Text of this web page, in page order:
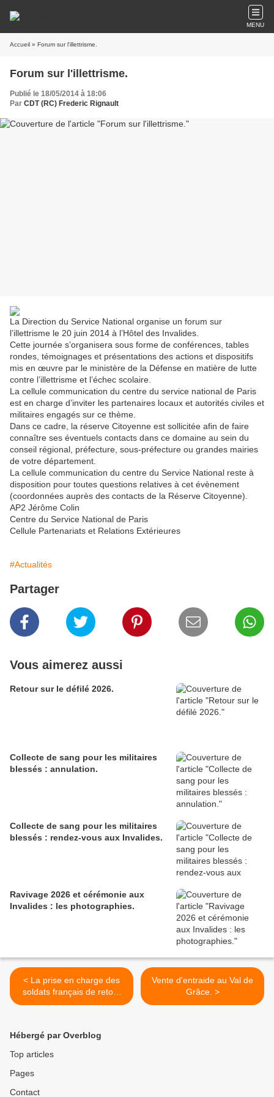
MENU
Accueil » Forum sur l'illettrisme.
Forum sur l'illettrisme.
Publié le 18/05/2014 à 18:06
Par CDT (RC) Frederic Rignault
La Direction du Service National organise un forum sur
l’illettrisme le 20 juin 2014 à l’Hôtel des Invalides.
Cette journée s’organisera sous forme de conférences, tables
rondes, témoignages et présentations des actions et dispositifs
mis en œuvre par le ministère de la Défense en matière de lutte
contre l’illettrisme et l’échec scolaire.
La cellule communication du centre du service national de Paris
est en charge d’inviter les partenaires locaux et autorités civiles et
militaires engagés sur ce thème.
Dans ce cadre, la réserve Citoyenne est sollicitée afin de faire
connaître ses éventuels contacts dans ce domaine au sein du
conseil régional, préfecture, sous-préfecture ou grandes mairies
de votre département.
La cellule communication du centre du Service National reste à
disposition pour toutes questions relatives à cet évènement
(coordonnées auprès des contacts de la Réserve Citoyenne).
AP2 Jérôme Colin
Centre du Service National de Paris
Cellule Partenariats et Relations Extérieures
#Actualités
Partager
Vous aimerez aussi
Retour sur le défilé 2026.
Collecte de sang pour les militaires
blessés : annulation.
Collecte de sang pour les militaires
blessés : rendez-vous aux Invalides.
Ravivage 2026 et cérémonie aux
Invalides : les photographies.
< La prise en charge des
soldats français de retour
de mission.
Vente d'entraide au Val de
Grâce. >
Hébergé par Overblog
Top articles
Pages
Contact